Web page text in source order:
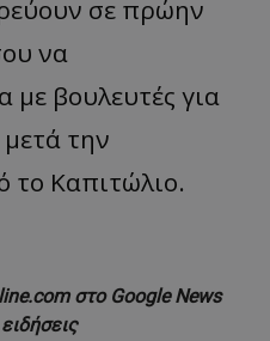
σε πρώην
να
με βουλευτές για
την
Καπιτώλιο.
στο Google News
ειδήσεις